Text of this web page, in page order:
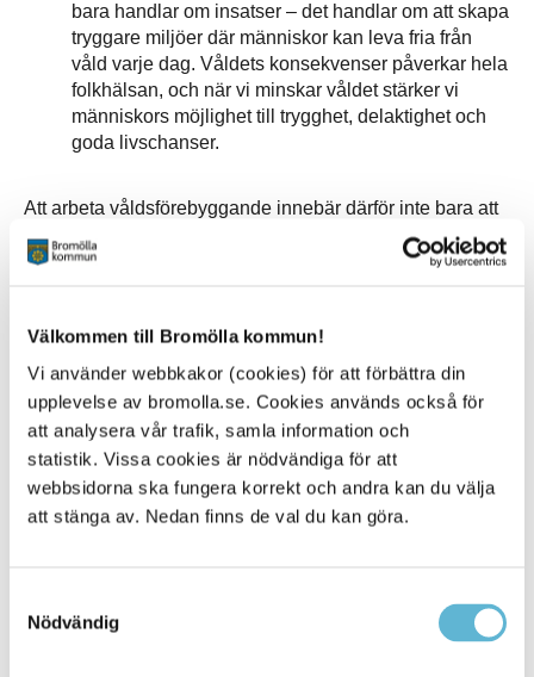
Välkommen till Bromölla kommun!
Vi använder webbkakor (cookies) för att förbättra din
upplevelse av bromolla.se. Cookies används också för
att analysera vår trafik, samla information och
statistik. Vissa cookies är nödvändiga för att
webbsidorna ska fungera korrekt och andra kan du välja
att stänga av. Nedan finns de val du kan göra.
Nödvändig
bara handlar om insatser – det handlar om att skapa
tryggare miljöer där människor kan leva fria från
våld varje dag. Våldets konsekvenser påverkar hela
folkhälsan, och när vi minskar våldet stärker vi
människors möjlighet till trygghet, delaktighet och
goda livschanser.
Att arbeta våldsförebyggande innebär därför inte bara att
hjälpa den som drabbas, utan också att bygga starka,
trygga och hållbara samhällen.
Hur kan du och din verksamhet
bidra?
Under kampanjveckan kan både kommunala
verksamheter, företag och privatpersoner vara med och
uppmärksamma frågan. Det kan handla om att:
bära orangefärgade kläder
synliggöra färgen orange i verksamhetens lokaler,
digitala kanaler eller på arbetsplatsen